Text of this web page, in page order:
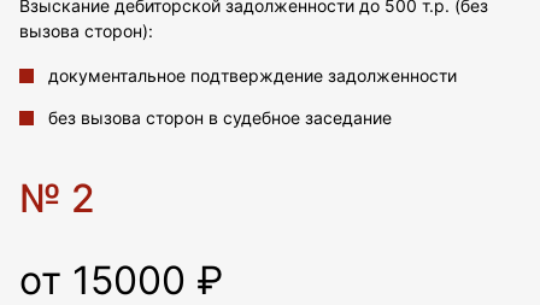
Взыскание дебиторской задолженности до 500 т.р. (без
вызова сторон):
документальное подтверждение задолженности
без вызова сторон в судебное заседание
№ 2
от 15000 ₽